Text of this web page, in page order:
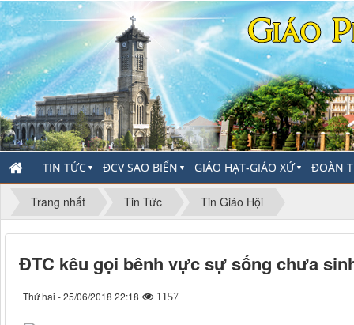
TIN TỨC ▼ ĐCV SAO BIỂN ▼ GIÁO HẠT-GIÁO XỨ▼ ĐOÀN
Trang nhất Tin Tức Tin Giáo Hội
ĐTC kêu gọi bênh vực sự sống chưa
Thứ hai - 25/06/2018 22:18 1157